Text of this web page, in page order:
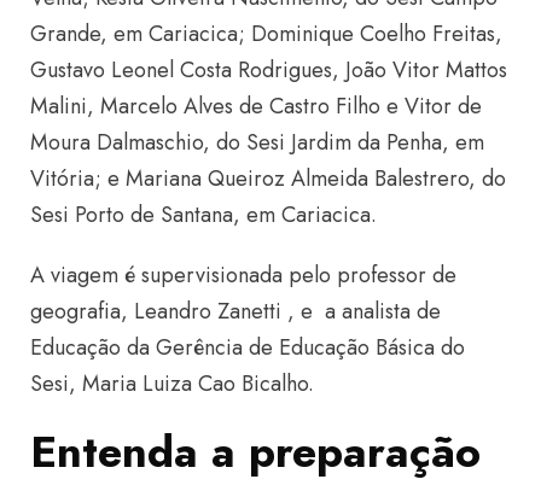
Grande, em Cariacica; Dominique Coelho Freitas,
Gustavo Leonel Costa Rodrigues, João Vitor Mattos
Malini, Marcelo Alves de Castro Filho e Vitor de
Moura Dalmaschio, do Sesi Jardim da Penha, em
Vitória; e Mariana Queiroz Almeida Balestrero, do
Sesi Porto de Santana, em Cariacica.
A viagem é supervisionada pelo professor de
geografia, Leandro Zanetti , e a analista de
Educação da Gerência de Educação Básica do
Sesi, Maria Luiza Cao Bicalho.
Entenda a preparação